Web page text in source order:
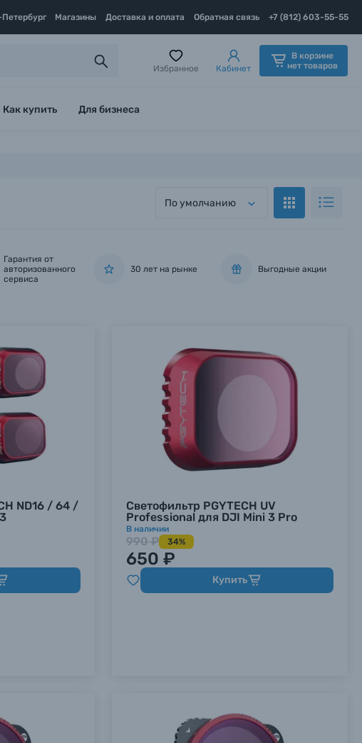
Магазины Доставка и оплата Обратная связь +7 (812) 603-55-55
Избранное Кабинет
В корзине
нет товаров
Как купить Для бизнеса
По умолчанию
Гарантия от
авторизованного
сервиса
30 лет на рынке Выгодные акции
ND16 / 64 /
Светофильтр PGYTECH UV
Professional для DJI Mini 3 Pro
В наличии
990 ₽ 34%
650 ₽
Купить